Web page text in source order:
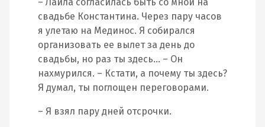
свадьбе Константина. Через пару часов
я улетаю на Мединос. Я собирался
организовать ее вылет за день до
свадьбы, но раз ты здесь… – Он
нахмурился. – Кстати, а почему ты здесь?
Я думал, ты поглощен переговорами.
– Я взял пару дней отсрочки.